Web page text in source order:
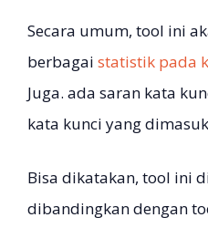
Secara umum, tool ini
berbagai statistik pada
Juga. ada saran kata
kata kunci yang
Bisa dikatakan, tool ini
dibandingkan dengan